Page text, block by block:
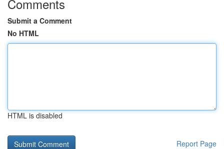
Comments
Submit a Comment
No HTML
HTML is disabled
Report Page